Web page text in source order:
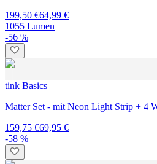
199,50 €64,99 €
1055 Lumen
-56 %
tink Basics
Matter Set - mit Neon Light Strip + 4
159,75 €69,95 €
-58 %